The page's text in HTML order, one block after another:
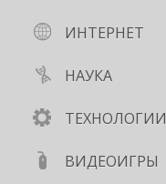
ИНТЕРНЕТ
НАУКА
ТЕХНОЛОГИИ
ВИДЕОИГРЫ